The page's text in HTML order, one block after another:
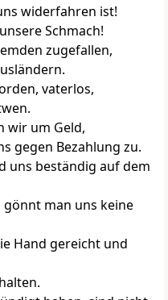
widerfahren ist!
Schmach!
zugefallen,
vaterlos,
wir um Geld,
gegen Bezahlung zu.
uns beständig auf dem
man uns keine
Hand gereicht und